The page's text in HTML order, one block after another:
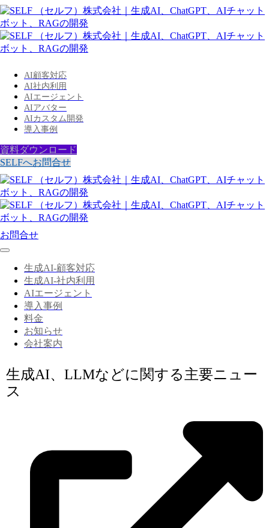
AI顧客対応
AI社内利用
AIエージェント
AIアバター
AIカスタム開発
導入事例
資料ダウンロード
SELFへお問合せ
お問合せ
生成AI-顧客対応
生成AI-社内利用
AIエージェント
導入事例
料金
お知らせ
会社案内
生成AI、LLMなどに関する主要ニュー
ス